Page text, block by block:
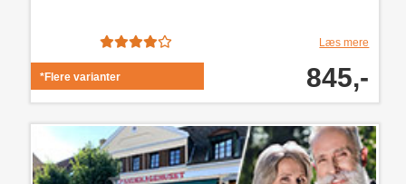
Læs mere
*Flere varianter 845,-